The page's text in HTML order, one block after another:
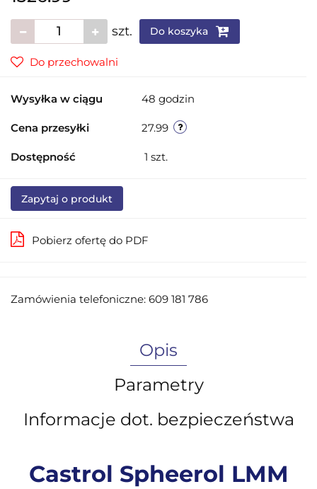
szt. Do koszyka
Do przechowalni
Wysyłka w ciągu 48 godzin
Cena przesyłki 27.99
Dostępność 1 szt.
Zapytaj o produkt
Pobierz ofertę do PDF
Zamówienia telefoniczne: 609 181 786
Opis
Parametry
Informacje dot. bezpieczeństwa
Castrol Spheerol LMM